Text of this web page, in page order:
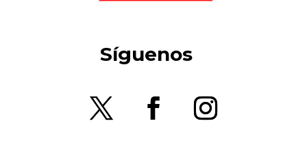
Síguenos